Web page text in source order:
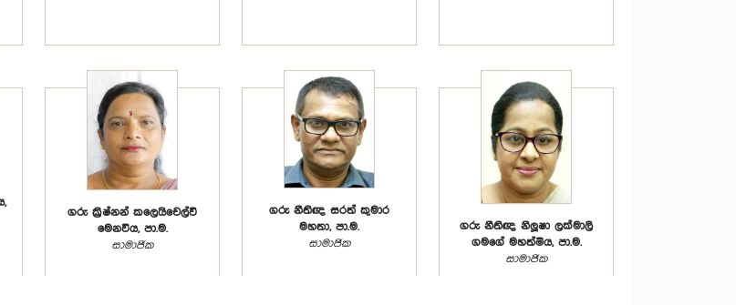
ගරු ක්‍රිෂ්නන් කලෙයිචෙල්වි
මෙනවිය, පා.ම.
සාමාජික
ගරු නීතිඥ සරත් කුමාර
මහතා, පා.ම.
සාමාජික
ගරු නීතිඥ නිලූෂා ලක්මාලි
ගමගේ මහත්මිය, පා.ම.
සාමාජික